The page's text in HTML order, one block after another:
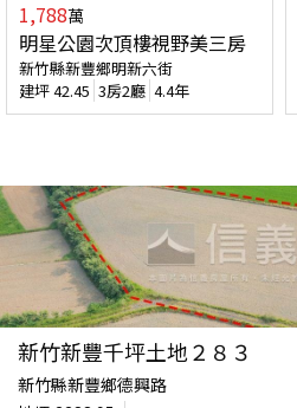
1,788萬
明星公園次頂樓視野美三房
新竹縣新豐鄉明新六街
建坪42.45 3房2廳 4.4年
新竹新豐千坪土地２８３
新竹縣新豐鄉德興路